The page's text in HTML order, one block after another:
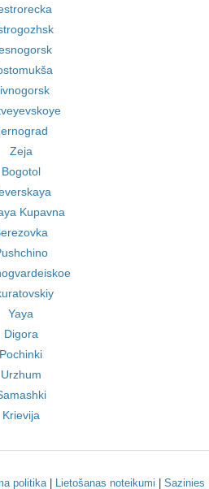
Zeja
Bogotol
Kupavna
Yaya
Digora
Pochinki
Urzhum
Krievija
politika| Lietošanas noteikumi Sazinies